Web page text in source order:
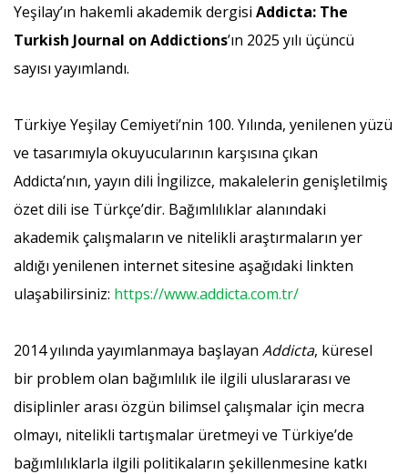
Yeşilay’ın hakemli akademik dergisi Addicta: The
Turkish Journal on Addictions’ın 2025 yılı üçüncü
sayısı yayımlandı.
Türkiye Yeşilay Cemiyeti’nin 100. Yılında, yenilenen yüzü
ve tasarımıyla okuyucularının karşısına çıkan
Addicta’nın, yayın dili İngilizce, makalelerin genişletilmiş
özet dili ise Türkçe’dir. Bağımlılıklar alanındaki
akademik çalışmaların ve nitelikli araştırmaların yer
aldığı yenilenen internet sitesine aşağıdaki linkten
ulaşabilirsiniz: https://www.addicta.com.tr/
2014 yılında yayımlanmaya başlayan Addicta, küresel
bir problem olan bağımlılık ile ilgili uluslararası ve
disiplinler arası özgün bilimsel çalışmalar için mecra
olmayı, nitelikli tartışmalar üretmeyi ve Türkiye’de
bağımlılıklarla ilgili politikaların şekillenmesine katkı